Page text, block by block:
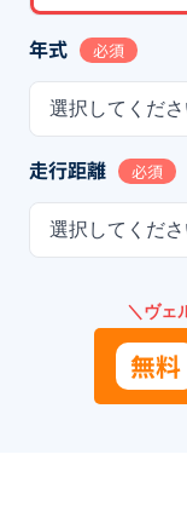
年式 必須
選択してくださ
走行距離 必須
選択してくださ
＼ヴェ
無料